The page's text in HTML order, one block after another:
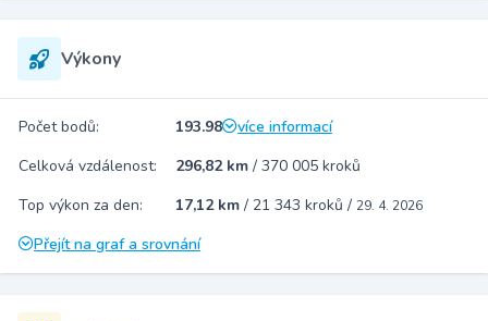
Výkony
Počet bodů: 193.98
více informací
Celková vzdálenost:
296,82 km / 370 005 kroků
Top výkon za den:
17,12 km / 21 343 kroků / 29. 4. 2026
Přejít na graf a srovnání